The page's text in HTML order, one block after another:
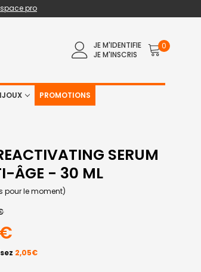
pro
JE M'IDENTIFIE
JE M'INSCRIS
0
PROMOTIONS
SERUM
ÂGE - 30 ML
pour le moment)
2,05€